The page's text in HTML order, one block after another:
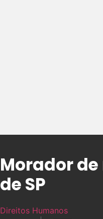
Morador
de SP
Direitos Humanos